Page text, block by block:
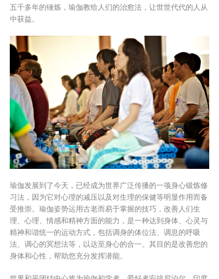
五千多年的锤炼，瑜伽教给人们的治愈法，让世世代代的人从
中获益。
瑜伽发展到了今天，已经成为世界广泛传播的一项身心锻炼修
习法，因为它对心理的减压以及对生理的保健等明显作用而备
受推崇。瑜伽姿势运用古老而易于掌握的技巧，改善人们生
理、心理、情感和精神方面的能力，是一种达到身体、心灵与
精神和谐统一的运动方式，包括调身的体位法、调息的呼吸
法、调心的冥想法等，以达至身心的合一。其目的是改善您的
身体和心性，帮助您充分发挥潜能。